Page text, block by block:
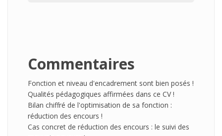
Commentaires
Fonction et niveau d'encadrement sont bien posés !
Qualités pédagogiques affirmées dans ce CV !
Bilan chiffré de l'optimisation de sa fonction :
réduction des encours !
Cas concret de réduction des encours : le suivi des